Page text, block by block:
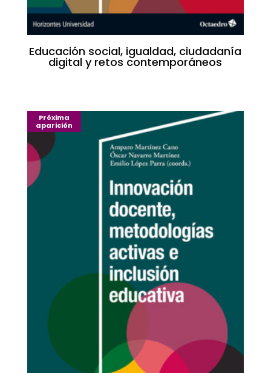
Educación social, igualdad, ciudadanía
digital y retos contemporáneos
Próxima
aparición